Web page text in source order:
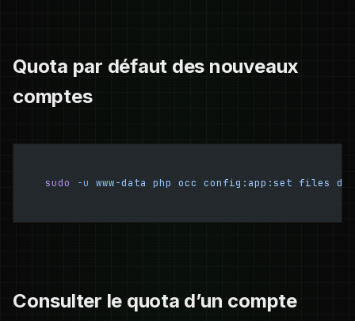
Quota par défaut des nouveaux
comptes
sudo -u www-data php occ config:app:set files
Consulter le quota d’un compte